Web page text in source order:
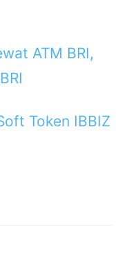
ATM BRI,
Token IBBIZ